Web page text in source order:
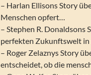
– Harlan Ellisons Story
Menschen opfert…
– Stephen R. Donaldsons
perfekten Zukunftswelt
– Roger Zelaznys Story
entscheidet, ob die